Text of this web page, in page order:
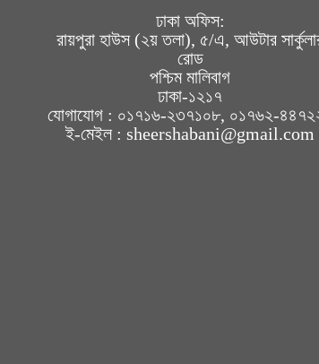
ঢাকা অফিস:
রায়পুরা হাউস (২য় তলা), ৫/এ, আউটার
রোড
পশ্চিম মালিবাগ
ঢাকা-১২১৭
যোগাযোগ : ০১৭১৬-২৩৭১০৮, ০১৭৬২-
ই-মেইল : sheershabani@gmail.com